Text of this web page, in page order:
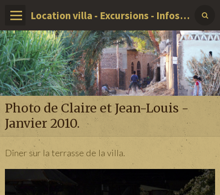
Location villa - Excursions - Infos sur LOUXOR - EGYPTE
Photo de Claire et Jean-Louis -
Janvier 2010.
Dîner sur la terrasse de la villa.